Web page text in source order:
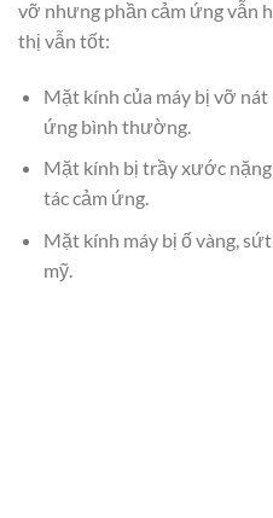
vỡ nhưng phần cảm ứng vẫn
thị vẫn tốt:
Mặt kính của máy bị vỡ
ứng bình thường.
Mặt kính bị trầy xước
tác cảm ứng.
Mặt kính máy bị ố vàng,
mỹ.